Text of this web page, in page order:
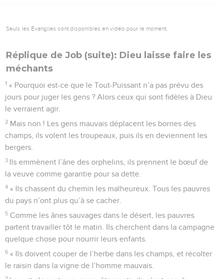
Seuls les Évangiles sont disponibles en vidéo pour le moment.
Réplique de Job (suite): Dieu laisse faire les
méchants
1 « Pourquoi est-ce que le Tout-Puissant n’a pas prévu des
jours pour juger les gens ? Alors ceux qui sont fidèles à Dieu
le verraient agir.
2 Mais non ! Les gens mauvais déplacent les bornes des
champs, ils volent les troupeaux, puis ils en deviennent les
bergers.
3 Ils emmènent l’âne des orphelins, ils prennent le bœuf de
la veuve comme garantie pour sa dette.
4 « Ils chassent du chemin les malheureux. Tous les pauvres
du pays n’ont plus qu’à se cacher.
5 Comme les ânes sauvages dans le désert, les pauvres
partent travailler tôt le matin. Ils cherchent dans la campagne
quelque chose pour nourrir leurs enfants.
6 « Ils doivent couper de l’herbe dans les champs, et récolter
le raisin dans la vigne de l’homme mauvais.